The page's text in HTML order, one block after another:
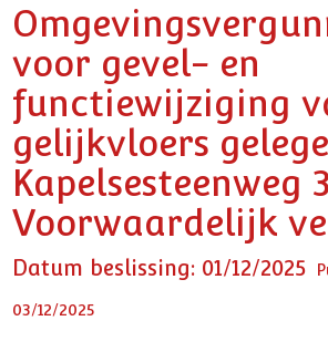
voor gevel- en
functiewijziging
gelijkvloers
Kapelsesteenweg
Voorwaardelijk
Datum beslissing: 01/12/2025
03/12/2025